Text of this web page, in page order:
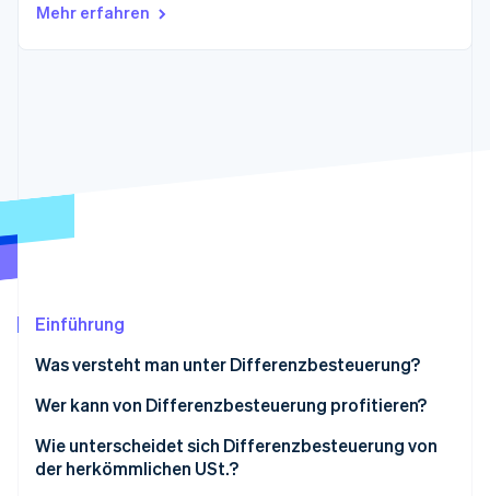
Radar
Jetzt ansehen
Ecosystem
Mehr erfahren
Einführung
Was versteht man unter Differenzbesteuerung?
Wer kann von Differenzbesteuerung profitieren?
Ausnahmen
Wie unterscheidet sich Differenzbesteuerung von
der herkömmlichen USt.?